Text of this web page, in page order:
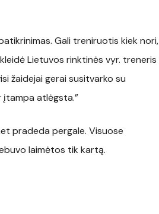
Gali treniruotis kiek nori,
Lietuvos rinktinės vyr. treneris
žaidejai gerai susitvarko su
įtampa atlėgsta.”
pradeda pergale. Visuose
laimėtos tik kartą.